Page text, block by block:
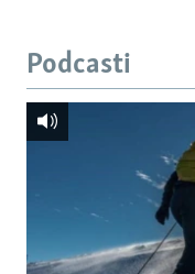
Podcasti